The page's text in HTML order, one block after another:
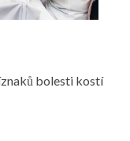
bolesti kostí